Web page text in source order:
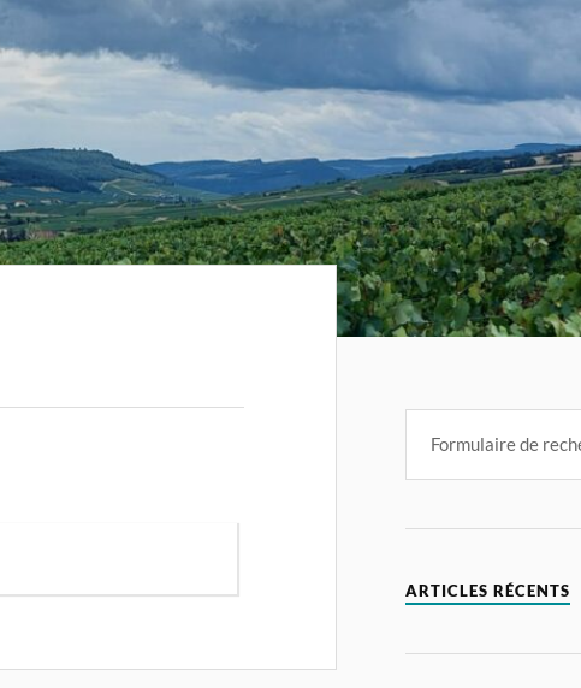
ARTICLES RÉCENTS